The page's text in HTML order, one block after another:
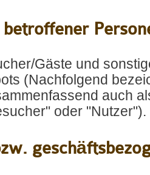
betroffener
Gäste und
(Nachfolgend
auch
oder "Nutzer").